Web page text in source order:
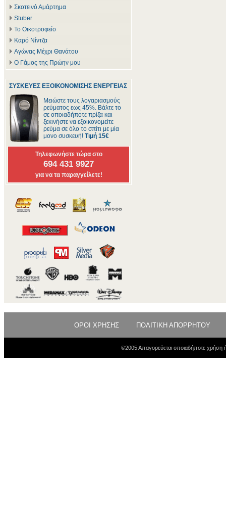
Σκοτεινό Αμάρτημα
Stuber
Το Οικοτροφείο
Καρό Νίντζα
Αγώνας Μέχρι Θανάτου
Ο Γάμος της Πρώην μου
ΣΥΣΚΕΥΕΣ ΕΞΟΙΚΟΝΟΜΙΣΗΣ ΕΝΕΡΓΕΙΑΣ
Μειώστε τους λογαριασμούς
ρεύματος εως 45%. Βάλτε το
σε οποιαδήποτε πρίζα και
ξεκινήστε να εξοικονομείτε
ρεύμα σε όλο το σπίτι με μία
μονο συσκευή! Τιμή 15€
Τηλεφωνήστε τώρα στο
694 431 9927
για να τα παραγγείλετε!
ΟΡΟΙ ΧΡΗΣΗΣ ΠΟΛΙΤΙΚΗ ΑΠΟΡΡΗΤΟΥ
©2005 Απαγορεύεται οποιαδήποτε χρήση